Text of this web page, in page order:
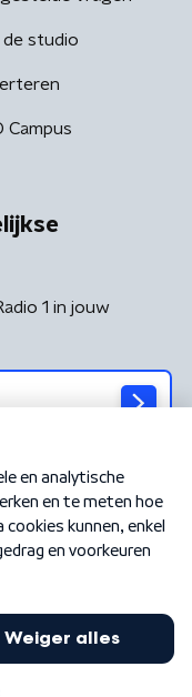
de studio
Campus
1 in jouw